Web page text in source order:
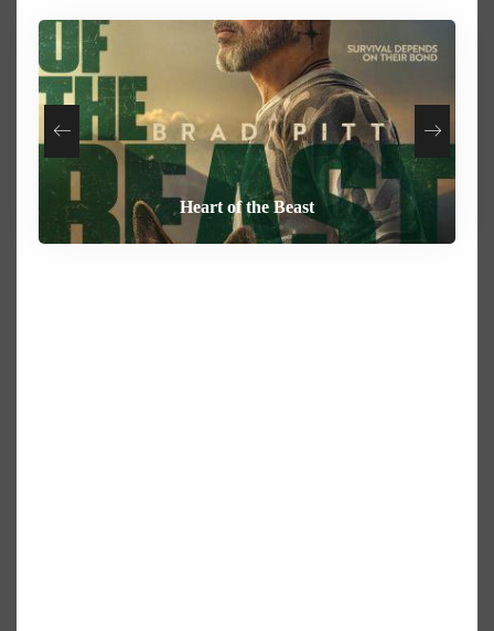
Your Mother Your Mother Your Mother
Heart of the Beast
Behemoth
How To Rob A Bank